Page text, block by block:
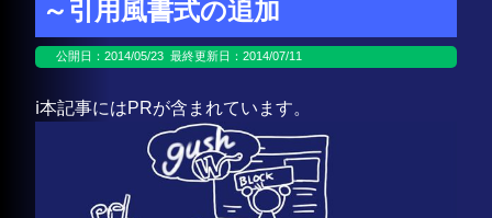
～引用風書式の追加
公開日：2014/05/23 最終更新日：2014/07/11
ℹ️本記事にはPRが含まれています。